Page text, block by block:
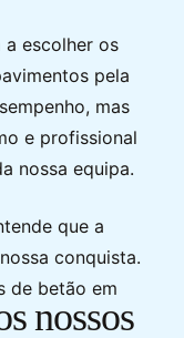
a escolher os
pela
mas
e profissional
nossa equipa.
que a
conquista.
de betão em
nossos